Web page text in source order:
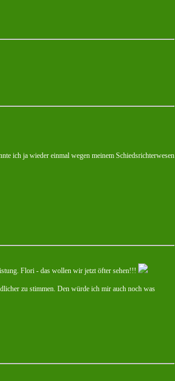
ich ja wieder einmal wegen meinem Schiedsrichterwesen
Flori - das wollen wir jetzt öfter sehen!!!
zu stimmen. Den würde ich mir auch noch was